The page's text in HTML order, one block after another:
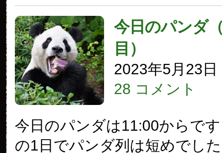
今日のパンダ
目）
2023年5月23日
28 コメント
今日のパンダは11:00からで
の1日でパンダ列は短めでし